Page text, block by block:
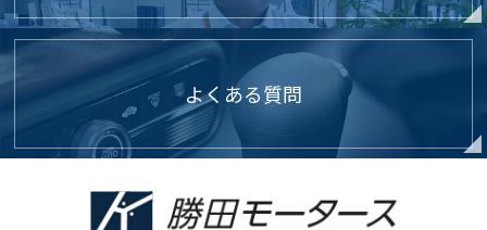
● ご本人の照会
お客さまがご本人の個人情報の照会・修正・削除などを
ご希望される場合には、ご本人であることを確認の上、
対応させていただきます。
● お問い合せ
本ページに関するお問い合せは下記問い合わせ先までお
願いいたします。
よくある質問